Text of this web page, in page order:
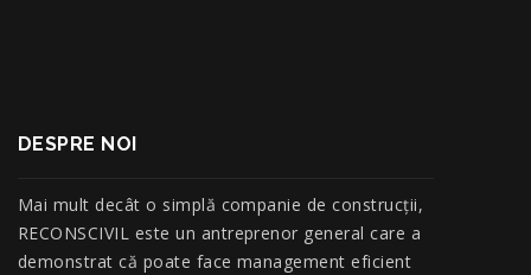
DESPRE NOI
Mai mult decât o simplă companie de construcţii,
RECONSCIVIL este un antreprenor general care a
demonstrat că poate face management eficient